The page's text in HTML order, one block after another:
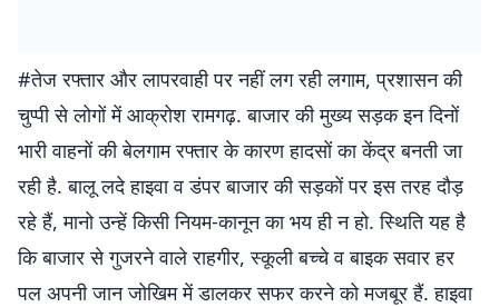
#तेज रफ्तार और लापरवाही पर नहीं लग रही लगाम, प्रशासन की
चुप्पी से लोगों में आक्रोश रामगढ़. बाजार की मुख्य सड़क इन दिनों
भारी वाहनों की बेलगाम रफ्तार के कारण हादसों का केंद्र बनती जा
रही है. बालू लदे हाइवा व डंपर बाजार की सड़कों पर इस तरह दौड़
रहे हैं, मानो उन्हें किसी नियम-कानून का भय ही न हो. स्थिति यह है
कि बाजार से गुजरने वाले राहगीर, स्कूली बच्चे व बाइक सवार हर
पल अपनी जान जोखिम में डालकर सफर करने को मजबूर हैं. हाइवा